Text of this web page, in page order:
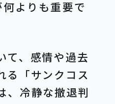
よりも重要で
て、感情や過去
る「サンクコス
、冷静な撤退判